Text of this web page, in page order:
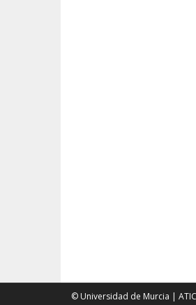
© Universidad de Murcia